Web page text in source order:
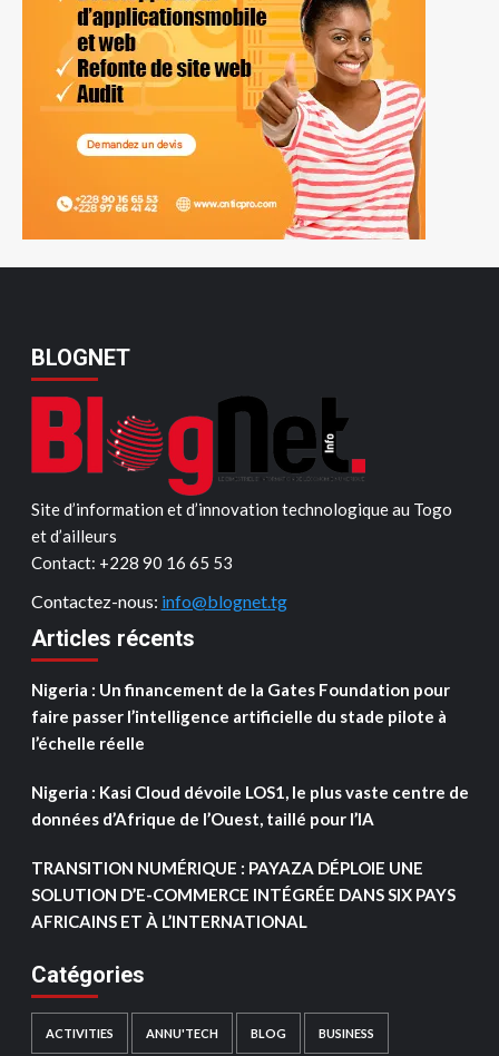
BLOGNET
Site d’information et d’innovation technologique au Togo
et d’ailleurs
Contact: ‪+228 90 16 65 53‬
Contactez-nous: info@blognet.tg
Articles récents
Nigeria : Un financement de la Gates Foundation pour
faire passer l’intelligence artificielle du stade pilote à
l’échelle réelle
Nigeria : Kasi Cloud dévoile LOS1, le plus vaste centre de
données d’Afrique de l’Ouest, taillé pour l’IA
TRANSITION NUMÉRIQUE : PAYAZA DÉPLOIE UNE
SOLUTION D’E-COMMERCE INTÉGRÉE DANS SIX PAYS
AFRICAINS ET À L’INTERNATIONAL
Catégories
ACTIVITIES ANNU'TECH BLOG BUSINESS